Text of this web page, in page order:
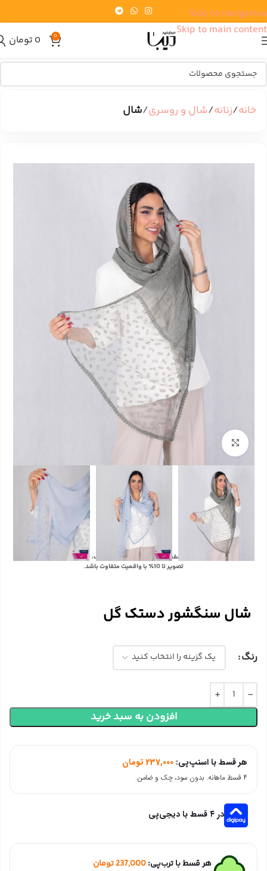
Skip to navigation
Skip to main content
0
0 تومان
خانه زنانه شال و روسری شال
بزرگنمایی تصویر
با توجه به تفاوت رنگ‌ها در صفحه نمایش دستگاه‌های مختلف، ممکن است رنگ محصولات در
تصویر تا 10٪ با واقعیت متفاوت باشد.
شال سنگشور دستک گل
رنگ
افزودن به سبد خرید
هر قسط با اسنپ‌پی: 237,000 تومان
۴ قسط ماهانه. بدون سود، چک و ضامن.
در ۴ قسط با دیجی‌پی
هر قسط با ترب‌پی:237,000تومان